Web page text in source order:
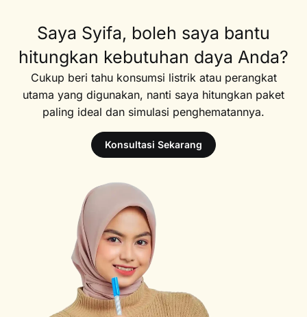
Saya Syifa, boleh saya bantu
hitungkan kebutuhan daya Anda?
Cukup beri tahu konsumsi listrik atau perangkat
utama yang digunakan, nanti saya hitungkan paket
paling ideal dan simulasi penghematannya.
Konsultasi Sekarang